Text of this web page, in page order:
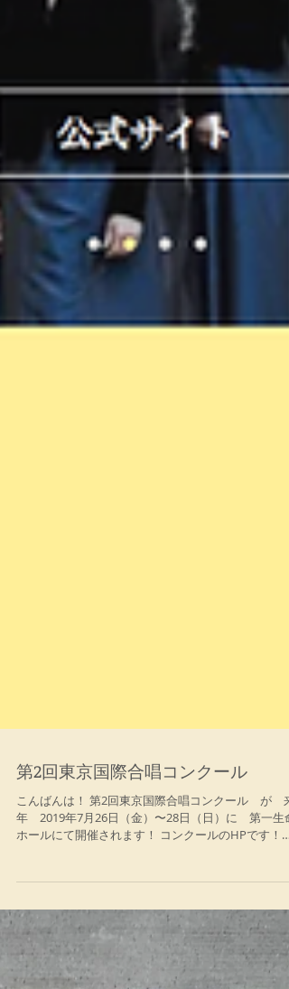
第2回東京国際合唱コンクール
こんばんは！ 第2回東京国際合唱コンクール が 来
年 2019年7月26日（金）〜28日（日）に 第一生命
ホールにて開催されます！ コンクールのHPです！
https://www.ticctokyo.icot.or.jp/...